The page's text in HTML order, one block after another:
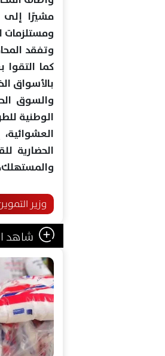
ومستلزمات
وتفقد
كما التقوا
بالأسواق
والسوق
الحضارية
وزير
شاهد